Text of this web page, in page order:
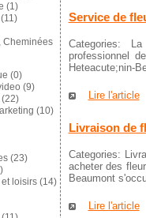
(1)
(11)
Cheminées
(0)
(9)
(22)
(10)
(23)
loisirs(14)
Service de
Categories:
professionnel
Heteacute;nin-
Lire l'article
Livraison de
Categories:
acheter des
Beaumont
Lire l'article